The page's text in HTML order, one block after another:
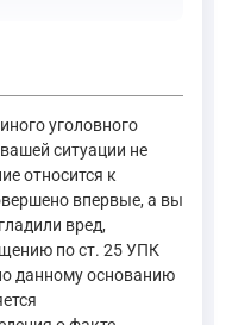
тяжкого вреда
Федерации, ст. 119
дела по
признаются
Федерации, ст. 15
основание для
уголовного
ситуации не
относится к
впервые, а вы
вред,
по ст. 25 УПК
данному основанию